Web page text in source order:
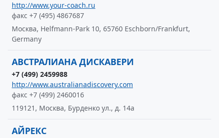
http://www.your-coach.ru
факс +7 (495) 4867687
Москва, Helfmann-Park 10, 65760 Eschborn/Frankfurt,
Germany
АВСТРАЛИАНА ДИСКАВЕРИ
+7 (499) 2459988
http://www.australianadiscovery.com
факс +7 (499) 2460016
119121, Москва, Бурденко ул., д. 14а
АЙРЕКС